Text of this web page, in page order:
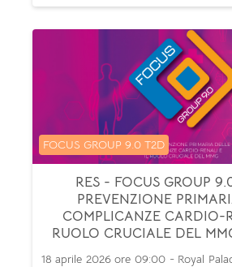
RES - FOCUS GROUP
PREVENZIONE
COMPLICANZE CARDIO-
RUOLO CRUCIALE DEL
Categoria di corsi
FOCUS GROUP 9.0 T2D
18 aprile 2026 ore 09:00 - Royal